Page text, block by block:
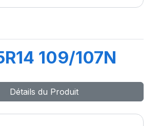
109/107N
Détails du Produit